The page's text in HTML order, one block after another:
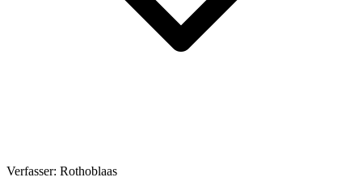
Verfasser: Rothoblaas